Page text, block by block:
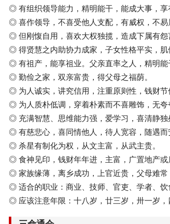
◎ 有组织领导能力，精明能干，能成大事，享
◎ 喜作领导，不喜受他人支配，有威权，不易
◎ 但刚愎自用，喜欢大权独揽，造成下属有怨
◎ 得贤慧之内助协力成家，子女性格平实，肌
◎ 有祖产，能享祖业。父亲直率之人，精明能
◎ 勤俭之家，双亲富贵，得父母之福荫。
◎ 为人诚实，讲究信用，注重原则性，钱财节
◎ 为人质朴低调，穿着朴素而不喜雕饰，无夸
◎ 充满智慧、思维能力强，爱学习，喜清静独
◎ 有慈悲心，喜同情他人，待人宽容，随遇而
◎ 杀星有制化为权，从文主富，从武主贵。
◎ 食神见印，钱财年年进，主富，广置地产或
◎ 家族缘薄，离乡成功，上官近贵，父母难常
◎ 适合的职业：商业、技师、官吏、学者、饮
◎ 应该注意年限：十八岁，廿三岁，卅一岁，